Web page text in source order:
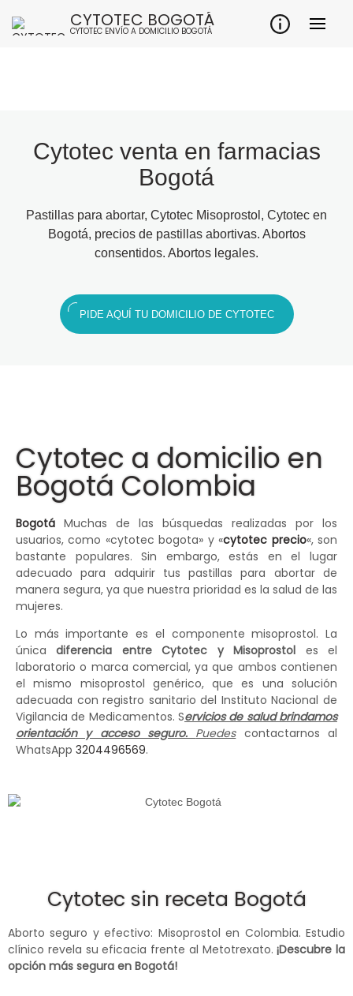
CYTOTEC BOGOTÁ
CYTOTEC ENVÍO A DOMICILIO BOGOTÁ
Cytotec venta en farmacias
Bogotá
Pastillas para abortar, Cytotec Misoprostol, Cytotec en
Bogotá, precios de pastillas abortivas. Abortos
consentidos. Abortos legales.
PIDE AQUÍ TU DOMICILIO DE CYTOTEC
Cytotec a domicilio en
Bogotá Colombia
Bogotá Muchas de las búsquedas realizadas por los
usuarios, como «cytotec bogota» y «cytotec precio«, son
bastante populares. Sin embargo, estás en el lugar
adecuado para adquirir tus pastillas para abortar de
manera segura, ya que nuestra prioridad es la salud de las
mujeres.
Lo más importante es el componente misoprostol. La
únicadiferencia entre Cytotec y Misoprostol es el
laboratorio o marca comercial, ya que ambos contienen
el mismo misoprostol genérico, que es una solución
adecuada con registro sanitario del Instituto Nacional de
Vigilancia de Medicamentos. Servicios de salud brindamos
orientación y acceso seguro. Puedescontactarnos al
WhatsApp 3204496569.
Cytotec sin receta Bogotá
Aborto seguro y efectivo: Misoprostol en Colombia. Estudio
clínico revela su eficacia frente al Metotrexato.¡Descubre la
opción más segura en Bogotá!